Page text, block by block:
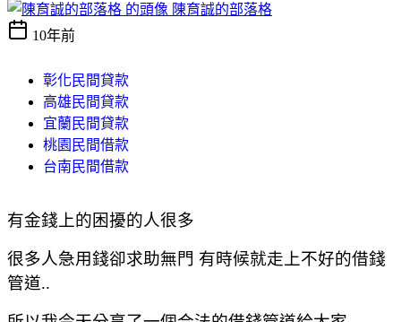
陳育誠的部落格
10年前
彰化民間貸款
高雄民間貸款
宜蘭民間貸款
桃園民間借款
台南民間借款
有金錢上的困擾的人很多
很多人急用錢卻求助無門 有時候就走上不好的借錢
管道..